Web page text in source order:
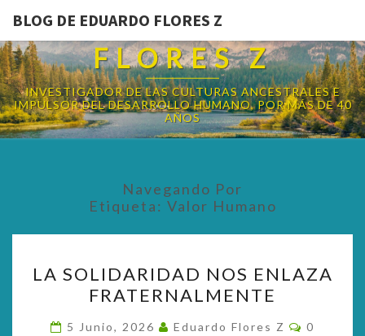
BLOG DE EDUARDO FLORES Z
BLOG DE EDUARDO
FLORES Z
INVESTIGADOR DE LAS CULTURAS ANCESTRALES E
IMPULSOR DEL DESARROLLO HUMANO, POR MÁS DE 40
AÑOS
Navegando Por
Etiqueta: Valor Humano
SOLIDARIDAD
NOS
ENLAZA
LA SOLIDARIDAD NOS ENLAZA
FRATERNALMENTE
5 Junio, 2026 Eduardo Flores Z
0